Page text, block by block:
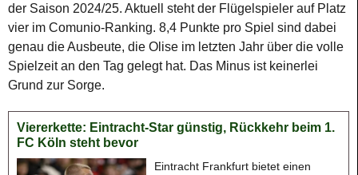
der Saison 2024/25. Aktuell steht der Flügelspieler auf Platz
vier im Comunio-Ranking. 8,4 Punkte pro Spiel sind dabei
genau die Ausbeute, die Olise im letzten Jahr über die volle
Spielzeit an den Tag gelegt hat. Das Minus ist keinerlei
Grund zur Sorge.
Viererkette: Eintracht-Star günstig, Rückkehr beim 1.
FC Köln steht bevor
Eintracht Frankfurt bietet einen